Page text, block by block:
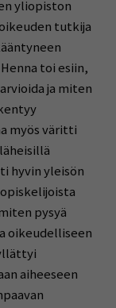
yliopiston
tutkija
toi esiin,
ja miten
myös väritti
hyvin yleisön
pysyä
oikeudelliseen
aiheeseen